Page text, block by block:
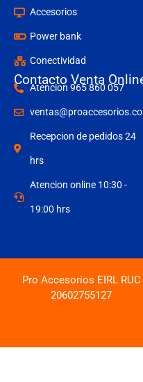
Accesorios
Power bank
Conectividad
Contacto Venta
Atencion 965 860 057
Recepcion de pedidos 24
hrs
Atencion online 10:30 -
19:00 hrs
Pro Accesorios EIRL RUC
20602755127